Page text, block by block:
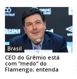
Brasil
CEO do Grêmio está
com “medo” do
Flamengo; entenda